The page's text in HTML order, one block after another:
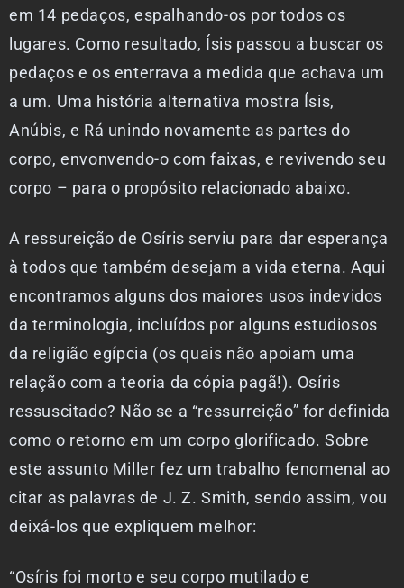
em 14 pedaços, espalhando-os por todos os
lugares. Como resultado, Ísis passou a buscar os
pedaços e os enterrava a medida que achava um
a um. Uma história alternativa mostra Ísis,
Anúbis, e Rá unindo novamente as partes do
corpo, envonvendo-o com faixas, e revivendo seu
corpo – para o propósito relacionado abaixo.
A ressureição de Osíris serviu para dar esperança
à todos que também desejam a vida eterna. Aqui
encontramos alguns dos maiores usos indevidos
da terminologia, incluídos por alguns estudiosos
da religião egípcia (os quais não apoiam uma
relação com a teoria da cópia pagã!). Osíris
ressuscitado? Não se a “ressurreição” for definida
como o retorno em um corpo glorificado. Sobre
este assunto Miller fez um trabalho fenomenal ao
citar as palavras de J. Z. Smith, sendo assim, vou
deixá-los que expliquem melhor:
“Osíris foi morto e seu corpo mutilado e